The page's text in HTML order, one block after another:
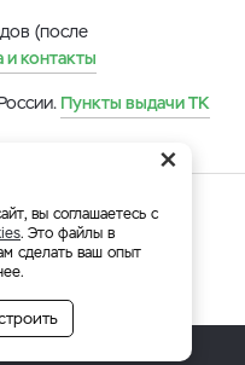
(после
и контакты
Пункты выдачи ТК
×
вы соглашаетесь с
. Это файлы в
сделать ваш опыт